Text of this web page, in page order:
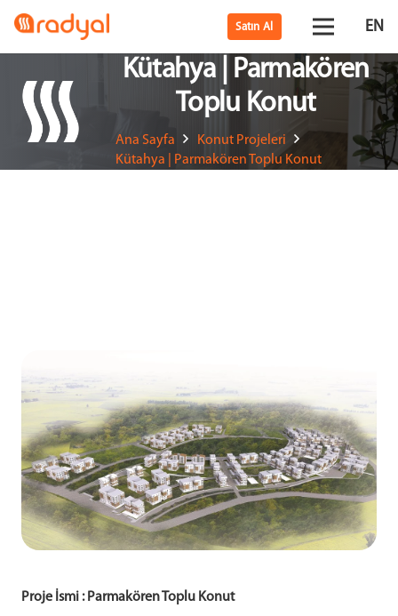
Satın Al EN
Kütahya | Parmakören
Toplu Konut
Ana Sayfa
Konut Projeleri
Kütahya | Parmakören Toplu Konut
Proje İsmi : Parmakören Toplu Konut